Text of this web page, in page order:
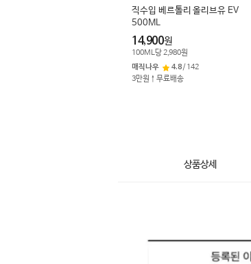
직수입 베르톨리 올리브유 EV
500ML
14,900원
100ML당2,980원
매직나우
4.8/ 142
3만원↑무료배송
상품상세